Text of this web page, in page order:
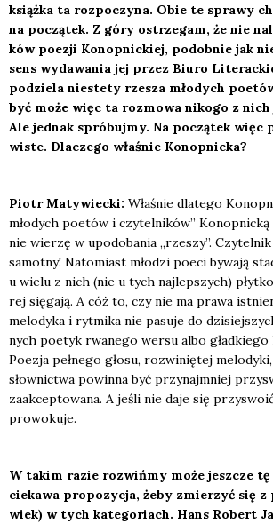
książ­ka ta roz­po­czy­na. Obie te spra­wy
na począ­tek. Z góry ostrze­gam, że nie
ków poezji Konop­nic­kiej, podob­nie jak
sens wyda­wa­nia jej przez Biu­ro
podzie­la nie­ste­ty rze­sza mło­dych
być może więc ta roz­mo­wa niko­go z
Ale jed­nak spró­buj­my. Na począ­tek
wi­ste. Dla­cze­go wła­śnie Konop­nic­ka?
Piotr Maty­wiec­ki: Wła­śnie dla­te­go
mło­dych poetów i czy­tel­ni­ków” Konop­nic­ką
nie wie­rzę w upodo­ba­nia „rze­szy”.
samot­ny! Nato­miast mło­dzi poeci bywa­ją
u wie­lu z nich (nie u tych naj­lep­szych)
rej się­ga­ją. A cóż to, czy nie ma pra­wa
melo­dy­ka i ryt­mi­ka nie pasu­je do
nych poetyk rwa­ne­go wer­su albo gład­kie­go
Poezja peł­ne­go gło­su, roz­wi­nię­tej
słow­nic­twa powin­na być przy­naj­mniej
zaak­cep­to­wa­na. A jeśli nie daje się
pro­wo­ku­je.
W takim razie roz­wiń­my może jesz­cze
cie­ka­wa pro­po­zy­cja, żeby zmie­rzyć się
wiek) w tych kate­go­riach. Hans Robert